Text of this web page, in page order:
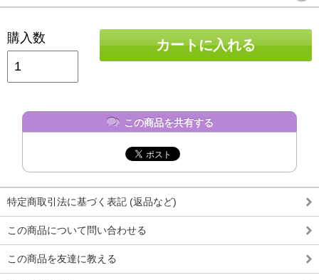
購入数 カートに入れる
この商品を共有する
特定商取引法に基づく表記 (返品など)
この商品について問い合わせる
この商品を友達に教える